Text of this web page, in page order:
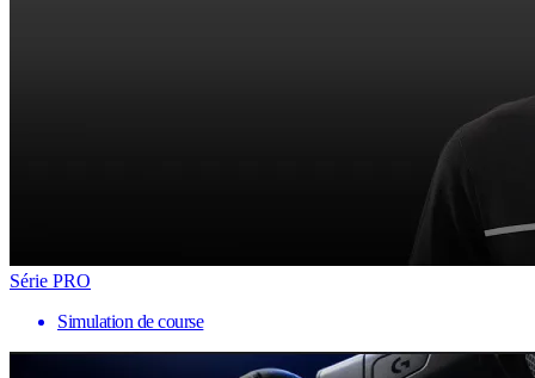
Série PRO
Simulation de course